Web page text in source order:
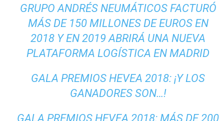
GRUPO ANDRÉS NEUMÁTICOS FACTURÓ
MÁS DE 150 MILLONES DE EUROS EN
2018 Y EN 2019 ABRIRÁ UNA NUEVA
PLATAFORMA LOGÍSTICA EN MADRID
GALA PREMIOS HEVEA 2018: ¡Y LOS
GANADORES SON…!
GALA PREMIOS HEVEA 2018: MÁS DE 200